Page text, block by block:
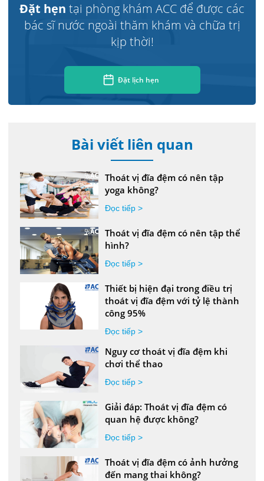
Đặt hẹn tại phòng khám ACC để được các
bác sĩ nước ngoài thăm khám và chữa trị
kịp thời!
Đặt lịch hẹn
Bài viết liên quan
Thoát vị đĩa đệm có nên tập
yoga không?
Đọc tiếp >
Thoát vị đĩa đệm có nên tập thể
hình?
Đọc tiếp >
Thiết bị hiện đại trong điều trị
thoát vị đĩa đệm với tỷ lệ thành
công 95%
Đọc tiếp >
Nguy cơ thoát vị đĩa đệm khi
chơi thể thao
Đọc tiếp >
Giải đáp: Thoát vị đĩa đệm có
quan hệ được không?
Đọc tiếp >
Thoát vị đĩa đệm có ảnh hưởng
đến mang thai không?